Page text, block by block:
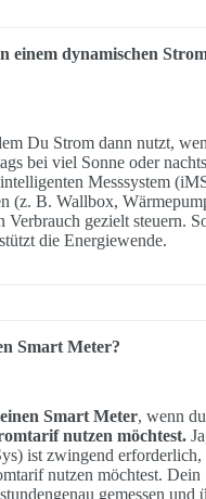
einem dynamischen
Du Strom dann nutzt,
bei viel Sonne oder
Messsystem
(z. B. Wallbox,
Verbrauch gezielt steuern.
die Energiewende.
Smart Meter?
Smart Meter, wenn
nutzen möchtest.
ist zwingend
nutzen möchtest. Dein
gemessen und